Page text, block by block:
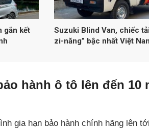
gắn kết
Suzuki Blind Van, chiếc
zi-năng” bậc nhất Việt
hành ô tô lên đến 10
gia hạn bảo hành chính hãng lên